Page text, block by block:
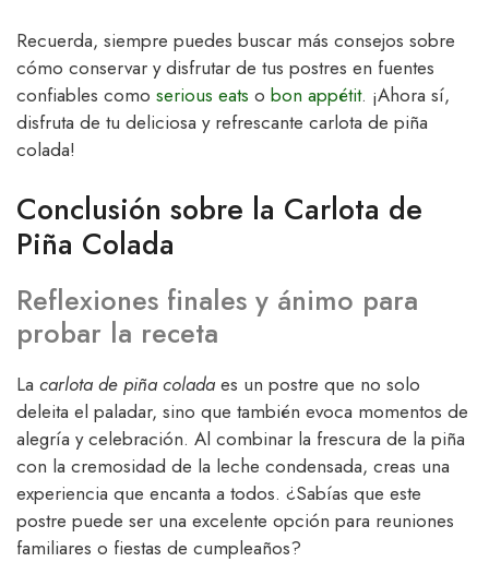
Recuerda, siempre puedes buscar más consejos sobre
cómo conservar y disfrutar de tus postres en fuentes
confiables como serious eats o bon appétit. ¡Ahora sí,
disfruta de tu deliciosa y refrescante carlota de piña
colada!
Conclusión sobre la Carlota de
Piña Colada
Reflexiones finales y ánimo para
probar la receta
La carlota de piña colada es un postre que no solo
deleita el paladar, sino que también evoca momentos de
alegría y celebración. Al combinar la frescura de la piña
con la cremosidad de la leche condensada, creas una
experiencia que encanta a todos. ¿Sabías que este
postre puede ser una excelente opción para reuniones
familiares o fiestas de cumpleaños?